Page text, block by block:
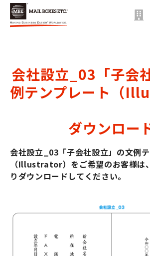
法人のお客様へ
ご利用事例
会社設立_03「子会
例テンプレート（
ダウンロー
会社設立_03「子会社設立」の文例
（Illustrator）をご希望のお客様は
りダウンロードしてください。